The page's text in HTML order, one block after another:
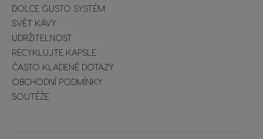
DOLCE GUSTO SYSTÉM
SVĚT KÁVY
UDRŽITELNOST
RECYKLUJTE KAPSLE
ČASTO KLADENÉ DOTAZY
OBCHODNÍ PODMÍNKY
SOUTĚŽE